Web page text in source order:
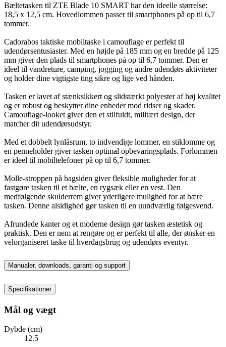
Bæltetasken til ZTE Blade 10 SMART har den ideelle størrelse:
18,5 x 12,5 cm. Hovedlommen passer til smartphones på op til 6,7
tommer.
Cadorabos taktiske mobiltaske i camouflage er perfekt til
udendørsentusiaster. Med en højde på 185 mm og en bredde på 125
mm giver den plads til smartphones på op til 6,7 tommer. Den er
ideel til vandreture, camping, jogging og andre udendørs aktiviteter
og holder dine vigtigste ting sikre og lige ved hånden.
Tasken er lavet af stænksikkert og slidstærkt polyester af høj kvalitet
og er robust og beskytter dine enheder mod ridser og skader.
Camouflage-looket giver den et stilfuldt, militært design, der
matcher dit udendørsudstyr.
Med et dobbelt lynlåsrum, to indvendige lommer, en stiklomme og
en penneholder giver tasken optimal opbevaringsplads. Forlommen
er ideel til mobiltelefoner på op til 6,7 tommer.
Molle-stroppen på bagsiden giver fleksible muligheder for at
fastgøre tasken til et bælte, en rygsæk eller en vest. Den
medfølgende skulderrem giver yderligere mulighed for at bære
tasken. Denne alsidighed gør tasken til en uundværlig følgesvend.
Afrundede kanter og et moderne design gør tasken æstetisk og
praktisk. Den er nem at rengøre og er perfekt til alle, der ønsker en
velorganiseret taske til hverdagsbrug og udendørs eventyr.
Manualer, downloads, garanti og support
Specifikationer
Mål og vægt
Dybde (cm)
12.5